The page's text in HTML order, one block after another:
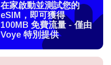
在家啟動並測試您的
eSIM，即可獲得
100MB 免費流量 - 僅由
Voye 特別提供